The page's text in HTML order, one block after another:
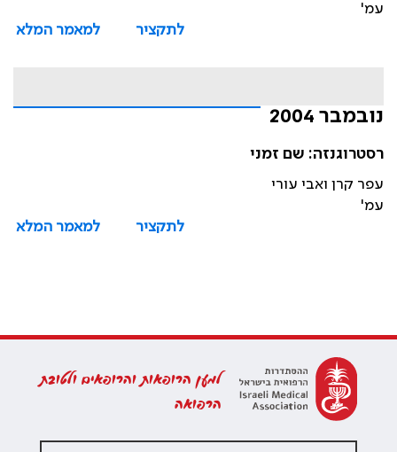
עמ'
לתקציר
למאמר המלא
נובמבר 2004
רסטרוגנזה: שם זמני
עפר קרן ואבי עורי
עמ'
לתקציר
למאמר המלא
למען הרופאות והרופאים ולטובת
הרפואה